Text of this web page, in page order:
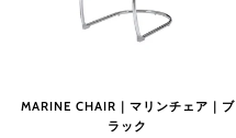
MARINE CHAIR｜マリンチェア｜ブ
ラック